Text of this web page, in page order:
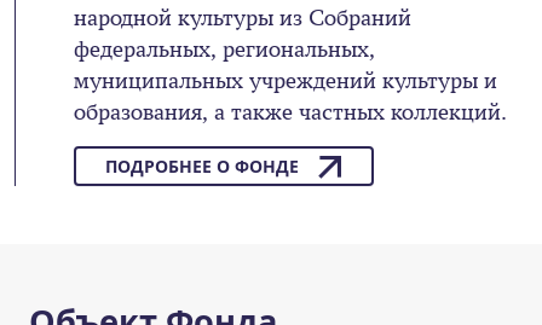
народной культуры из Собраний
федеральных, региональных,
муниципальных учреждений культуры и
образования, а также частных коллекций.
ПОДРОБНЕЕ О ФОНДЕ